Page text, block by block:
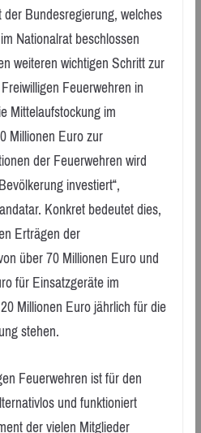
Bundesregierung, welches
Nationalrat beschlossen
weiteren wichtigen Schritt zur
Feuerwehren in
Mittelaufstockung im
Millionen Euro zur
der Feuerwehren wird
investiert“,
Konkret bedeutet dies,
Erträgen der
über 70 Millionen Euro und
für Einsatzgeräte im
Millionen Euro jährlich für die
stehen.
Feuerwehren ist für den
und funktioniert
der vielen Mitglieder